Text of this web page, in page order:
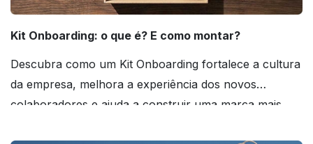
Kit Onboarding: o que é? E como montar?
Descubra como um Kit Onboarding fortalece a cultura
da empresa, melhora a experiência dos novos
colaboradores e ajuda a construir uma marca mais